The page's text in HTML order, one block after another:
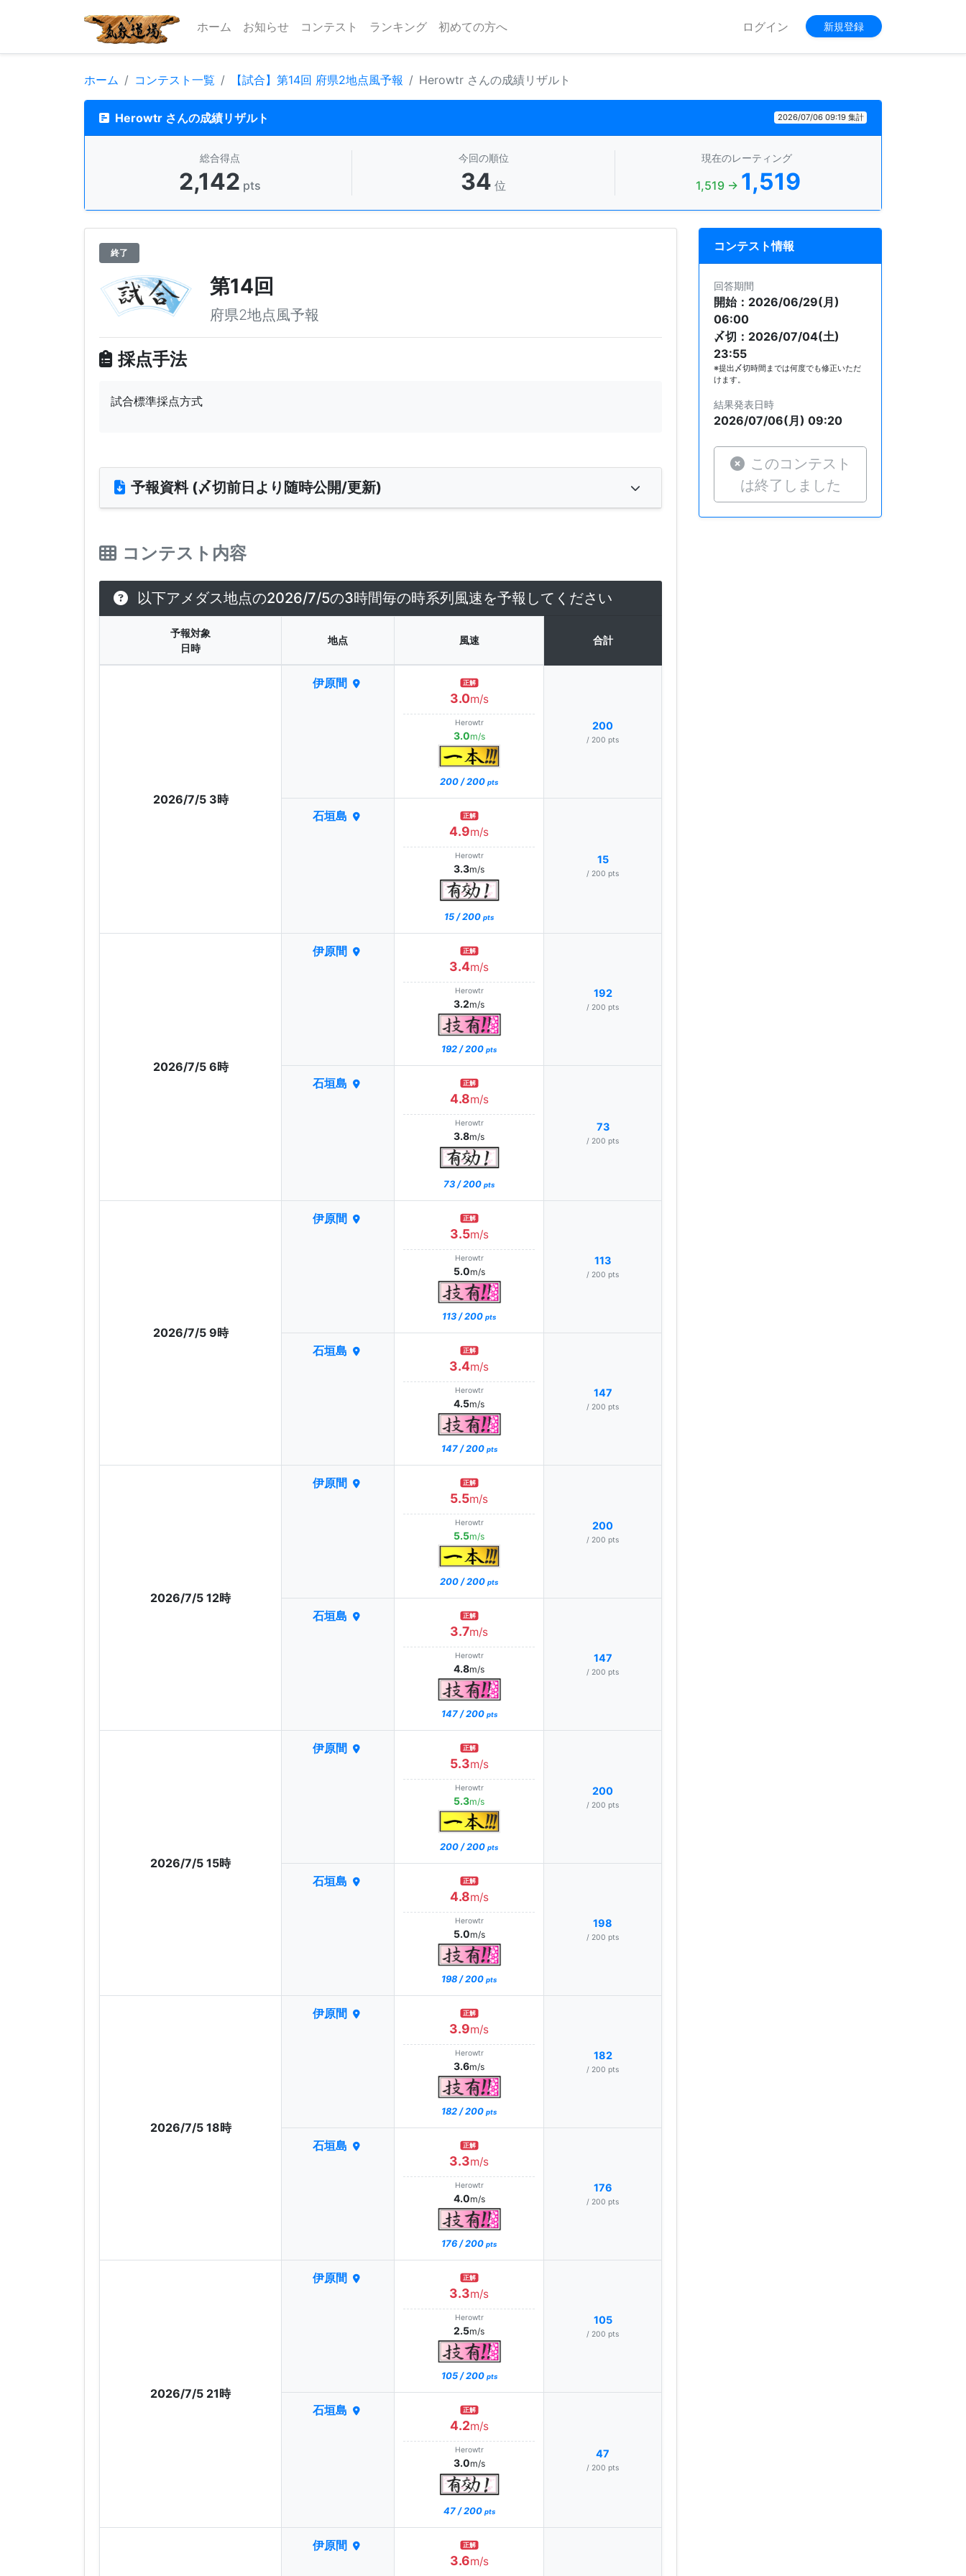
ホーム お知らせ コンテスト ランキング 初めての方へ ログイン 新規登録
ホーム コンテスト一覧 【試合】第14回 府県2地点風予報 Herowtr さんの成績リザルト
Herowtr さんの成績リザルト 2026/07/06 09:19 集計
総合得点
2,142 pts
今回の順位
34 位
現在のレーティング
1,519 → 1,519
終了
第14回
府県2地点風予報
採点手法
試合標準採点方式
予報資料 (〆切前日より随時公開/更新)
コンテスト内容
以下アメダス地点の2026/7/5の3時間毎の時系列風速を予報してください
予報対象
日時
地点 風速 合計
2026/7/5 3時
伊原間 正解
3.0m/s
Herowtr
3.0m/s
200 / 200 pts
200
/ 200 pts
石垣島 正解
4.9m/s
Herowtr
3.3m/s
15 / 200 pts
15
/ 200 pts
2026/7/5 6時
伊原間 正解
3.4m/s
Herowtr
3.2m/s
192 / 200 pts
192
/ 200 pts
石垣島 正解
4.8m/s
Herowtr
3.8m/s
73 / 200 pts
73
/ 200 pts
2026/7/5 9時
伊原間 正解
3.5m/s
Herowtr
5.0m/s
113 / 200 pts
113
/ 200 pts
石垣島 正解
3.4m/s
Herowtr
4.5m/s
147 / 200 pts
147
/ 200 pts
2026/7/5 12時
伊原間 正解
5.5m/s
Herowtr
5.5m/s
200 / 200 pts
200
/ 200 pts
石垣島 正解
3.7m/s
Herowtr
4.8m/s
147 / 200 pts
147
/ 200 pts
2026/7/5 15時
伊原間 正解
5.3m/s
Herowtr
5.3m/s
200 / 200 pts
200
/ 200 pts
石垣島 正解
4.8m/s
Herowtr
5.0m/s
198 / 200 pts
198
/ 200 pts
2026/7/5 18時
伊原間 正解
3.9m/s
Herowtr
3.6m/s
182 / 200 pts
182
/ 200 pts
石垣島 正解
3.3m/s
Herowtr
4.0m/s
176 / 200 pts
176
/ 200 pts
2026/7/5 21時
伊原間 正解
3.3m/s
Herowtr
2.5m/s
105 / 200 pts
105
/ 200 pts
石垣島 正解
4.2m/s
Herowtr
3.0m/s
47 / 200 pts
47
/ 200 pts
伊原間 正解
3.6m/s
コンテスト情報
回答期間
開始：2026/06/29(月)
06:00
〆切：2026/07/04(土)
23:55
※提出〆切時間までは何度でも修正いただ
けます。
結果発表日時
2026/07/06(月) 09:20
このコンテスト
は終了しました